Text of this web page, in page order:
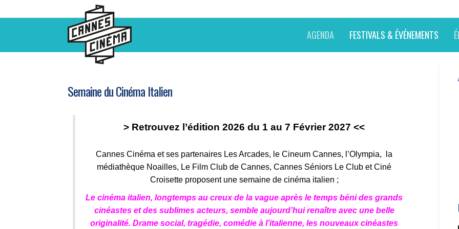
AGENDA FESTIVALS & ÉVÉNEMENTS
Semaine du Cinéma Italien
> Retrouvez l’édition 2026 du 1 au 7 Février 2027 <<
Cannes Cinéma et ses partenaires Les Arcades, le Cineum Cannes, l’Olympia, la
médiathèque Noailles, Le Film Club de Cannes, Cannes Séniors Le Club et Ciné
Croisette proposent une semaine de cinéma italien ;
Le cinéma italien, longtemps au creux de la vague après le temps béni des grands
cinéastes et des sublimes acteurs, semble aujourd’hui renaître avec une belle
originalité. Drame social, tragédie, comédie à l’italienne, les nouveaux cinéastes